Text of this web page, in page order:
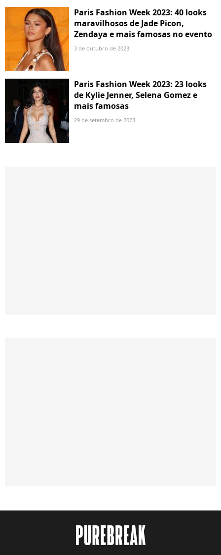
Paris Fashion Week 2023: 40 looks
maravilhosos de Jade Picon,
Zendaya e mais famosas no evento
3 de outubro de 2023
Paris Fashion Week 2023: 23 looks
de Kylie Jenner, Selena Gomez e
mais famosas
29 de setembro de 2023